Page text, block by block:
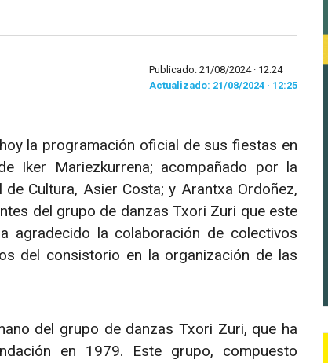
Publicado: 21/08/2024 · 12:24
Actualizado: 21/08/2024 · 12:25
la programación oficial de sus fiestas en
Iker Mariezkurrena; acompañado por la
Cultura, Asier Costa; y Arantxa Ordoñez,
del grupo de danzas Txori Zuri que este
agradecido la colaboración de colectivos
del consistorio en la organización de las
del grupo de danzas Txori Zuri, que ha
en 1979. Este grupo, compuesto